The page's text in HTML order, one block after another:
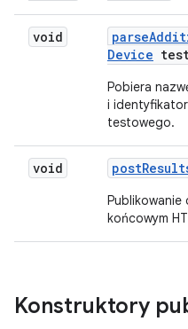
void parse
Device
Pobiera
i
testowego.
void post
Publikowanie
końcowym
Konstruktory